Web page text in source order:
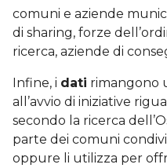
comuni e aziende
di sharing, forze
ricerca, aziende di
Infine, i dati rimangono
all’avvio di iniziative
secondo la ricerca
parte dei comuni
oppure li utilizza per